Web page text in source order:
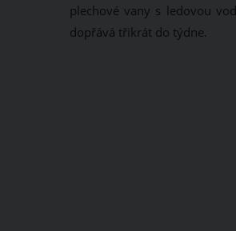
plechové vany s ledovou
dopřává třikrát do týdne.